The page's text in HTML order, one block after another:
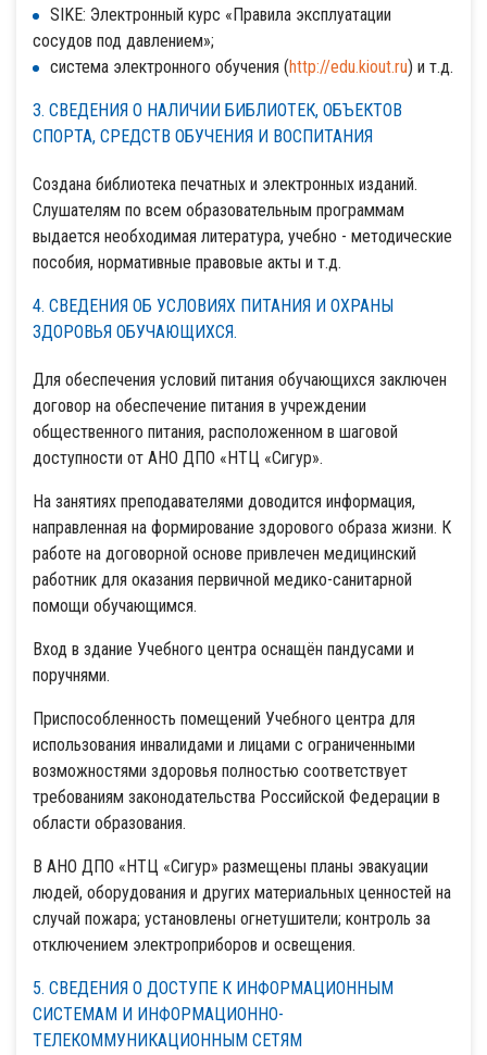
SIKE: Электронный курс «Правила эксплуатации
сосудов под давлением»;
система электронного обучения (http://edu.kiout.ru) и т.д.
3. СВЕДЕНИЯ О НАЛИЧИИ БИБЛИОТЕК, ОБЪЕКТОВ
СПОРТА, СРЕДСТВ ОБУЧЕНИЯ И ВОСПИТАНИЯ
Создана библиотека печатных и электронных изданий.
Слушателям по всем образовательным программам
выдается необходимая литература, учебно - методические
пособия, нормативные правовые акты и т.д.
4. СВЕДЕНИЯ ОБ УСЛОВИЯХ ПИТАНИЯ И ОХРАНЫ
ЗДОРОВЬЯ ОБУЧАЮЩИХСЯ.
Для обеспечения условий питания обучающихся заключен
договор на обеспечение питания в учреждении
общественного питания, расположенном в шаговой
доступности от АНО ДПО «НТЦ «Сигур».
На занятиях преподавателями доводится информация,
направленная на формирование здорового образа жизни. К
работе на договорной основе привлечен медицинский
работник для оказания первичной медико-санитарной
помощи обучающимся.
Вход в здание Учебного центра оснащён пандусами и
поручнями.
Приспособленность помещений Учебного центра для
использования инвалидами и лицами с ограниченными
возможностями здоровья полностью соответствует
требованиям законодательства Российской Федерации в
области образования.
В АНО ДПО «НТЦ «Сигур» размещены планы эвакуации
людей, оборудования и других материальных ценностей на
случай пожара; установлены огнетушители; контроль за
отключением электроприборов и освещения.
5. СВЕДЕНИЯ О ДОСТУПЕ К ИНФОРМАЦИОННЫМ
СИСТЕМАМ И ИНФОРМАЦИОННО-
ТЕЛЕКОММУНИКАЦИОННЫМ СЕТЯМ